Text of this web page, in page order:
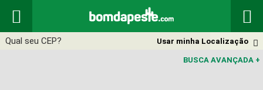
 

Usar minha Localização
BUSCA AVANÇADA +